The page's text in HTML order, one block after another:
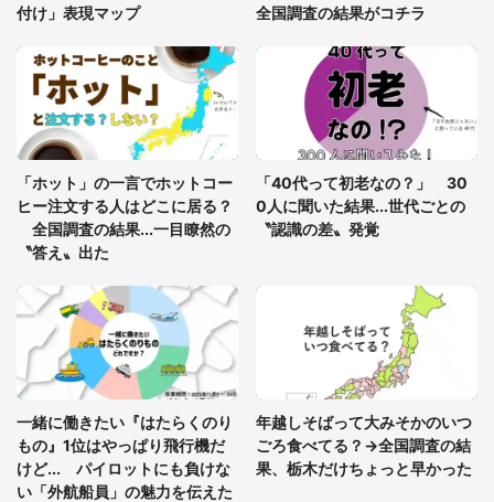
っ暗な道で遭難状態。なんとか見つけた民家に助け
を求めると、住人の男性が...」
「孫にあげると思って、あなたにこれをあげる」
真夏の山道で見知らぬお婆さんに握らされたもの
（山口県・30代女性）
付け」表現マップ
全国調査の結果がコチラ
「ホット」の一言でホットコー
ヒー注文する人はどこに居る？
全国調査の結果...一目瞭然の
〝答え〟出た
「40代って初老なの？」 30
0人に聞いた結果...世代ごとの
〝認識の差〟発覚
一緒に働きたい『はたらくのり
もの』1位はやっぱり飛行機だ
けど... パイロットにも負けな
い「外航船員」の魅力を伝えた
年越しそばって大みそかのいつ
ごろ食べてる？→全国調査の結
果、栃木だけちょっと早かった